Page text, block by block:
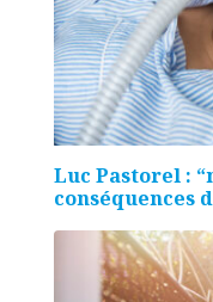
Luc Pastorel :
conséquences